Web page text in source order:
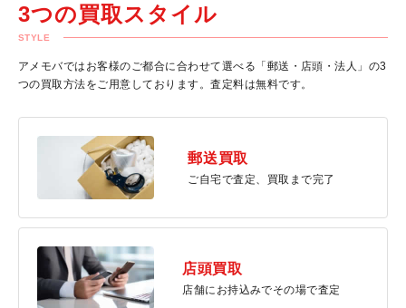
3つの買取スタイル
STYLE
アメモバではお客様のご都合に合わせて選べる「郵送・店頭・法人」の3
つの買取方法をご用意しております。査定料は無料です。
郵送買取
ご自宅で査定、買取まで完了
店頭買取
店舗にお持込みでその場で査定